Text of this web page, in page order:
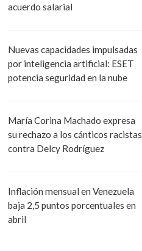
acuerdo salarial
Nuevas capacidades impulsadas
por inteligencia artificial: ESET
potencia seguridad en la nube
María Corina Machado expresa
su rechazo a los cánticos racistas
contra Delcy Rodríguez
Inflación mensual en Venezuela
baja 2,5 puntos porcentuales en
abril